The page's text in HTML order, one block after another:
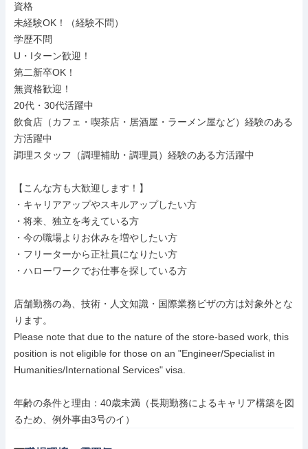
資格
未経験OK！（経験不問）
学歴不問
U・Iターン歓迎！
第二新卒OK！
無資格歓迎！
20代・30代活躍中
飲食店（カフェ・喫茶店・居酒屋・ラーメン屋など）経験のある
方活躍中
調理スタッフ（調理補助・調理員）経験のある方活躍中
【こんな方も大歓迎します！】
・キャリアアップやスキルアップしたい方
・将来、独立を考えている方
・今の職場よりお休みを増やしたい方
・フリーターから正社員になりたい方
・ハローワークでお仕事を探している方
店舗勤務の為、技術・人文知識・国際業務ビザの方は対象外とな
ります。
Please note that due to the nature of the store-based work, this
position is not eligible for those on an "Engineer/Specialist in
Humanities/International Services" visa.
年齢の条件と理由：40歳未満（長期勤務によるキャリア構築を図
るため、例外事由3号のイ）